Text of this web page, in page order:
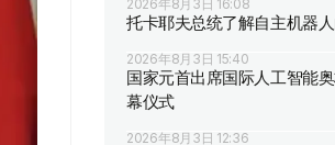
2026年8月3日 16:08
托卡耶夫总统了解自主机器
2026年8月3日 15:40
国家元首出席国际人工智能
幕仪式
2026年8月3日 12:36